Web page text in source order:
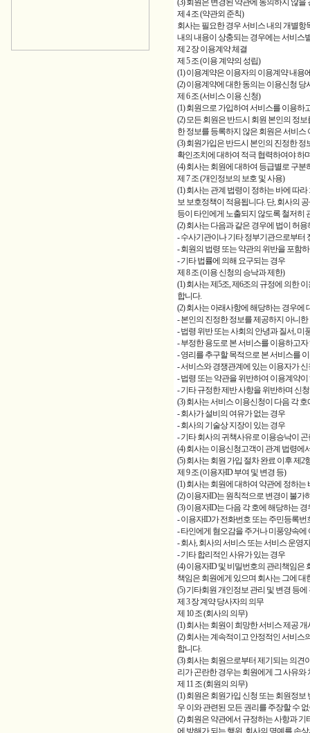
(3) 회원은 변경된 약관에 동의하지 않
제 4 조 (약관외 준칙)
회사는 필요한 경우 서비스 내의 개별항
내의 내용이 상충되는 경우에는 서비스
제 2 장 이용계약 체결
제 5 조 (이용 계약의 성립)
(1) 이용계약은 이용자의 이용계약 내용
(2) 이용계약에 대한 동의는 이용신청 당
제 6 조 (서비스 이용 신청)
(1) 회원으로 가입하여 서비스를 이용하
(2) 모든 회원은 반드시 회원 본인의 정
한 정보를 등록하지 않은 회원은 서비스
(3) 회원가입은 반드시 본인의 진정한
확인조치에 대하여 적극 협력하여야 하
(4) 회사는 회원에 대하여 등급별로 구
제 7 조 (개인정보의 보호 및 사용)
(1) 회사는 관계 법령이 정하는 바에 따
보 보호정책이 적용됩니다. 단, 회사의
등이 타인에게 노출되지 않도록 철저히
(2) 회사는 다음과 같은 경우에 법이 허
- 수사기관이나 기타 정부기관으로부터
- 회원의 법령 또는 약관의 위반을 포함
- 기타 법률에 의해 요구되는 경우
제 8 조 (이용 신청의 승낙과 제한)
(1) 회사는 제5조, 제6조의 규정에 의한
합니다.
(2) 회사는 아래사항에 해당하는 경우에
- 본인의 진정한 정보를 제공하지 아니
- 법령 위반 또는 사회의 안녕과 질서,
- 부정한 용도로 본 서비스를 이용하고자
- 영리를 추구할 목적으로 본 서비스를
- 서비스와 경쟁관계에 있는 이용자가
- 법령 또는 약관을 위반하여 이용계약
- 기타 규정한 제반 사항을 위반하며 신
(3) 회사는 서비스 이용신청이 다음 각
- 회사가 설비의 여유가 없는 경우
- 회사의 기술상 지장이 있는 경우
- 기타 회사의 귀책사유로 이용승낙이
(4) 회사는 이용신청고객이 관계 법령에
(5) 회사는 회원 가입 절차 완료 이후 제
제 9 조 (이용자ID 부여 및 변경 등)
(1) 회사는 회원에 대하여 약관에 정하
(2) 이용자ID는 원칙적으로 변경이 불가
(3) 이용자ID는 다음 각 호에 해당하는
- 이용자ID가 전화번호 또는 주민등록
- 타인에게 혐오감을 주거나 미풍양속에
- 회사, 회사의 서비스 또는 서비스 운영
- 기타 합리적인 사유가 있는 경우
(4) 이용자ID 및 비밀번호의 관리책임은
책임은 회원에게 있으며 회사는 그에 대
(5) 기타회원 개인정보 관리 및 변경 등
제 3 장 계약 당사자의 의무
제 10 조 (회사의 의무)
(1) 회사는 회원이 희망한 서비스 제공
(2) 회사는 계속적이고 안정적인 서비스
합니다.
(3) 회사는 회원으로부터 제기되는 의견
리가 곤란한 경우는 회원에게 그 사유
제 11 조 (회원의 의무)
(1) 회원은 회원가입 신청 또는 회원정
우 이와 관련된 모든 권리를 주장할 수
(2) 회원은 약관에서 규정하는 사항과
에 방해가 되는 행위, 회사의 명예를 손